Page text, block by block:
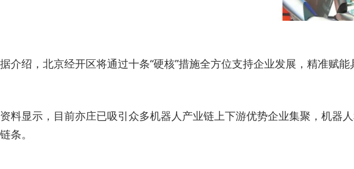
据介绍，北京经开区将通过十条“硬核”措施全方位支持企业发展，精准赋
资料显示，目前亦庄已吸引众多机器人产业链上下游优势企业集聚，机器
链条。